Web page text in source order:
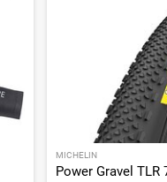
MICHELIN